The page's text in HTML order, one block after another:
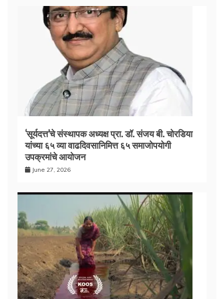
‘सूर्यदत्त’चे संस्थापक अध्यक्ष प्रा. डॉ. संजय बी. चोरडिया
यांच्या ६५ व्या वाढदिवसानिमित्त ६५ समाजोपयोगी
उपक्रमांचे आयोजन
June 27, 2026